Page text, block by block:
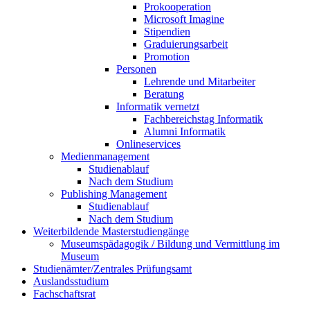
Prokooperation
Microsoft Imagine
Stipendien
Graduierungsarbeit
Promotion
Personen
Lehrende und Mitarbeiter
Beratung
Informatik vernetzt
Fachbereichstag Informatik
Alumni Informatik
Onlineservices
Medienmanagement
Studienablauf
Nach dem Studium
Publishing Management
Studienablauf
Nach dem Studium
Weiterbildende Masterstudiengänge
Museumspädagogik / Bildung und Vermittlung im
Museum
Studienämter/Zentrales Prüfungsamt
Auslandsstudium
Fachschaftsrat